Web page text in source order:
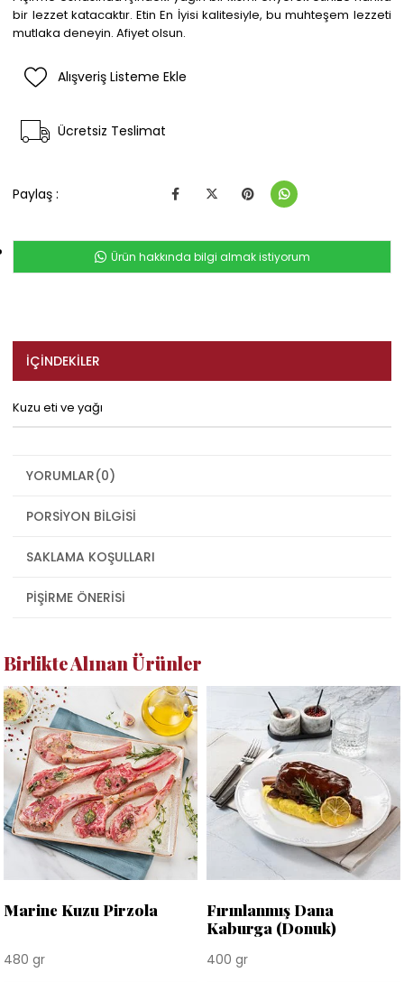
bir lezzet katacaktır. Etin En İyisi kalitesiyle, bu muhteşem lezzeti
mutlaka deneyin. Afiyet olsun.
Alışveriş Listeme Ekle
Ücretsiz Teslimat
Paylaş :
Ürün hakkında bilgi almak istiyorum
İÇINDEKILER
Kuzu eti ve yağı
YORUMLAR(0)
PORSIYON BILGISI
SAKLAMA KOŞULLARI
PIŞIRME ÖNERISI
Birlikte Alınan Ürünler
Marine Kuzu Pirzola
480 gr
Fırınlanmış Dana
Kaburga (Donuk)
400 gr